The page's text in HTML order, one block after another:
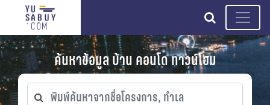
search
ค้นหาข้อมูล บ้าน คอนโด ทาวน์โฮม
พิมพ์ค้นหาจากชื่อโครงการ, ทำเล